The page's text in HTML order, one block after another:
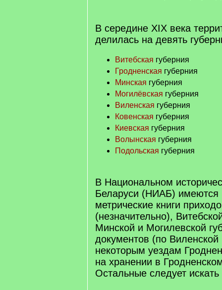
В середине XIX века
делилась на девять
Витебская губерния
Гродненская губерния
Минская губерния
Могилёвская губерния
Виленская губерния
Ковенская губерния
Киевская губерния
Волынская губерния
Подольская губерния
В Национальном
Беларуси (НИАБ) имеются
метрические книги
(незначительно),
Минской и Могилевской
документов (по Виленской
некоторым уездам
на хранении в
Остальные следует